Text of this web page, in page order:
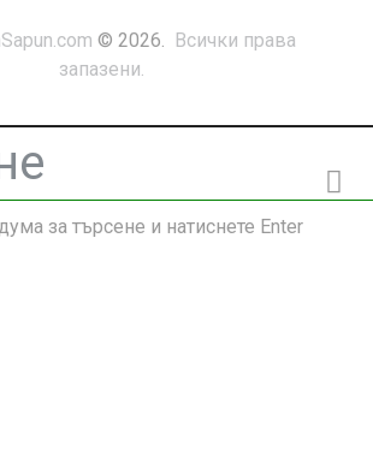
© 2026.
Всички права
запазени.
за търсене и натиснете Enter